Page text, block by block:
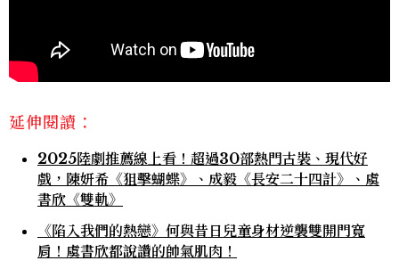
延伸閱讀：
2025陸劇推薦線上看！超過30部熱門古裝、現代好
戲，陳妍希《狙擊蝴蝶》、成毅《長安二十四計》、虞
書欣《雙軌》
《陷入我們的熱戀》何與昔日兒童身材逆襲雙開門寬
肩！虞書欣都說讚的帥氣肌肉！